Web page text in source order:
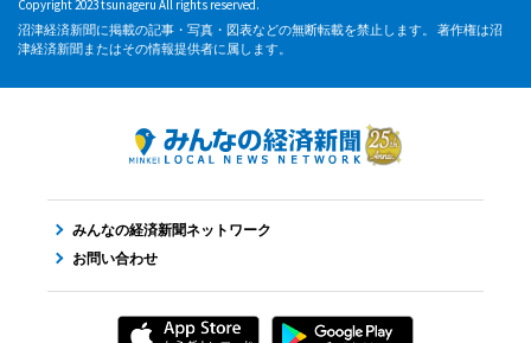
Copyright 2023 tsunageru All rights reserved.
沼津経済新聞に掲載の記事・写真・図表などの無断転載を禁止します。 著作権は沼
津経済新聞またはその情報提供者に属します。
みんなの経済新聞ネットワーク
お問い合わせ